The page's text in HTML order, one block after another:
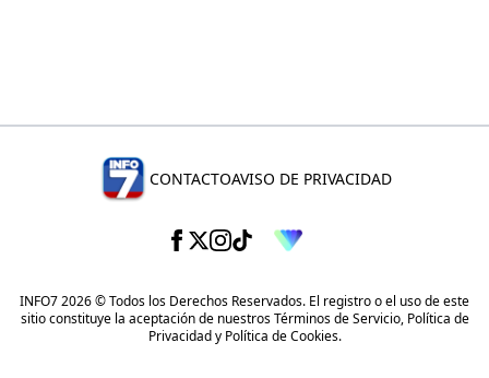
CONTACTOAVISO DE PRIVACIDAD
INFO7 2026 © Todos los Derechos Reservados. El registro o el uso de este
sitio constituye la aceptación de nuestrosTérminos de Servicio, Política de
Privacidady Política de Cookies.